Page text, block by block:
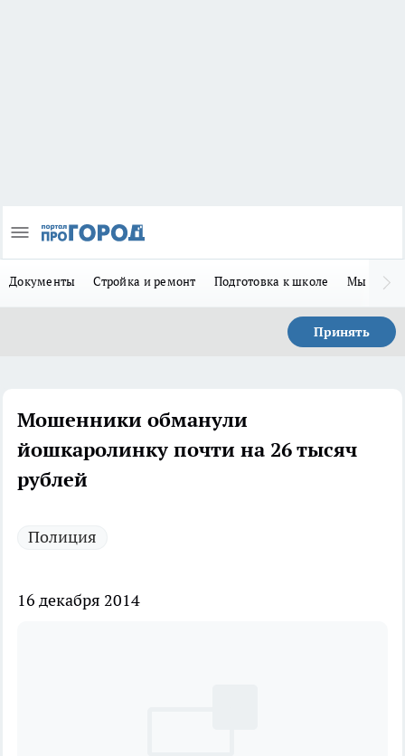
Документы Стройка и ремонт Подготовка к школе Мы в MAX
Принять
Мошенники обманули
йошкаролинку почти на 26 тысяч
рублей
Полиция
16 декабря 2014